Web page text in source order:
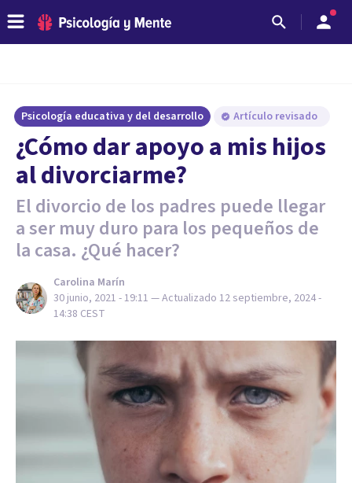
Psicología educativa y del desarrollo Artículo revisado
¿Cómo dar apoyo a mis hijos
al divorciarme?
El divorcio de los padres puede llegar
a ser muy duro para los pequeños de
la casa. ¿Qué hacer?
Carolina Marín
30 junio, 2021 - 19:11 — Actualizado 12 septiembre, 2024 -
14:38 CEST